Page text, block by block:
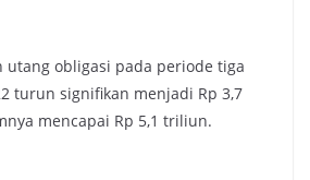
utang obligasi pada periode tiga
turun signifikan menjadi Rp 3,7
mencapai Rp 5,1 triliun.